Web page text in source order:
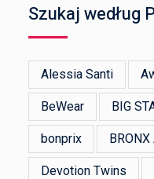
Szukaj według
Alessia Santi
BeWear BIG
bonprix
Devotion Twins